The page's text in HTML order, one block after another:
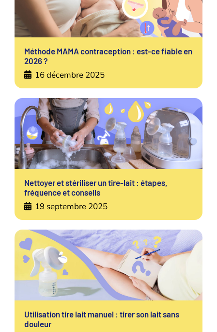
Méthode MAMA contraception : est-ce fiable en
2026 ?
16 décembre 2025
Nettoyer et stériliser un tire-lait : étapes,
fréquence et conseils
19 septembre 2025
Utilisation tire lait manuel : tirer son lait sans
douleur